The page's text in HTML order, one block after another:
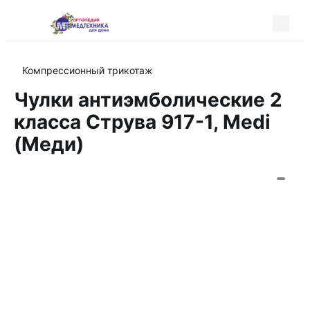
Компрессионный трикотаж
Чулки антиэмболические 2
класса Струва 917-1, Medi
(Меди)